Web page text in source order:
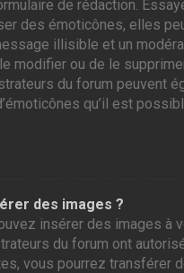
de rédaction.
des émoticônes, elles
illisible et un
modifier ou de le
du forum peuvent
qu’il est
des images ?
insérer des images à
du forum ont
vous pourrez transférer